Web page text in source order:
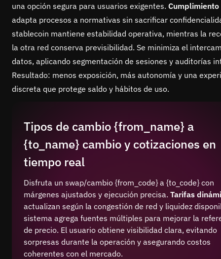
una opción segura para usuarios exigentes.
adapta procesos a normativas sin sacrificar
stablecoin mantiene estabilidad operativa, mientras la
la otra red conserva previsibilidad. Se minimiza el
datos, aplicando segmentación de sesiones y auditorías
Resultado: menos exposición, más autonomía y una
discreta que protege saldo y hábitos de uso.
Tipos de cambio {from_name} a
{to_name} cambio y cotizaciones en
tiempo real
Disfruta un swap/cambio {from_code} a {to_code} con
márgenes ajustados y ejecución precisa. Tarifas
actualizan según la congestión de red y liquidez
sistema agrega fuentes múltiples para mejorar la
de precio. El usuario obtiene visibilidad clara, evitando
sorpresas durante la operación y asegurando costos
coherentes con el mercado.